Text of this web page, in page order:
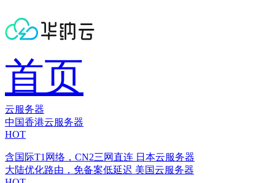
首页
云服务器
中国香港云服务器
HOT
含国际T1网络，CN2三网直连 日本云服务器
大陆优化路由，免备案低延迟 美国云服务器